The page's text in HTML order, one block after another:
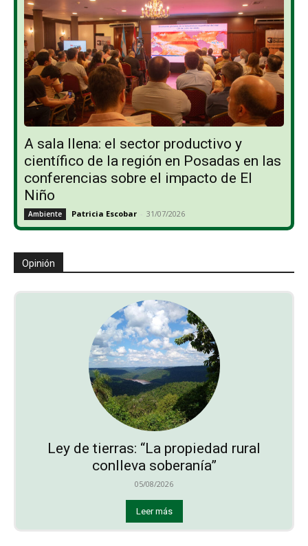
A sala llena: el sector productivo y
científico de la región en Posadas en las
conferencias sobre el impacto de El
Niño
Ambiente Patricia Escobar - 31/07/2026
Opinión
Ley de tierras: “La propiedad rural
conlleva soberanía”
05/08/2026
Leer más